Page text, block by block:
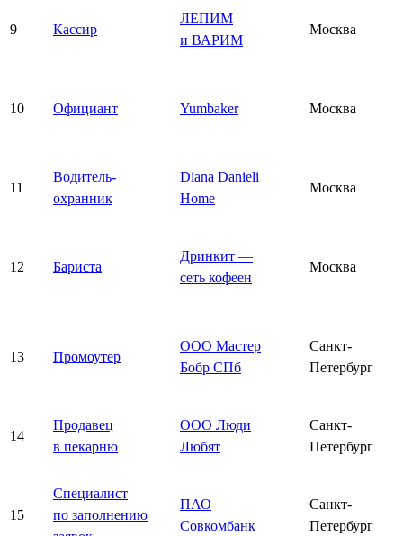
9 Кассир
ЛЕПИМ
и ВАРИМ
Москва
10 Официант Yumbaker Москва
11
Водитель-
охранник
Diana Danieli
Home
Москва
12 Бариста
Дринкит —
сеть кофеен
Москва
13 Промоутер
ООО Мастер
Бобр СПб
Санкт-
Петербург
14
Продавец
в пекарню
ООО Люди
Любят
Санкт-
Петербург
15
Специалист
по заполнению
ПАО
Совкомбанк
Санкт-
Петербург